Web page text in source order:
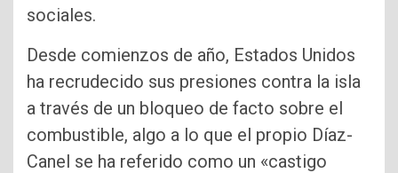
sociales.
Desde comienzos de año, Estados Unidos
ha recrudecido sus presiones contra la isla
a través de un bloqueo de facto sobre el
combustible, algo a lo que el propio Díaz-
Canel se ha referido como un «castigo